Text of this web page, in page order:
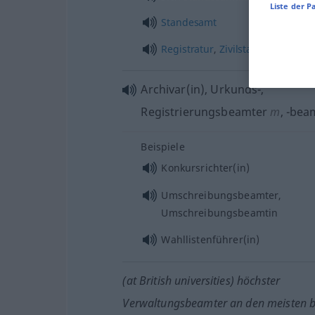
Standesamt
Registratur, Zivilstandsregister
Archivar(in), Urkunds-,
Registrierungsbeamter m, -
Beispiele
Konkursrichter(in)
Umschreibungsbeamter,
Umschreibungsbeamtin
Wahllistenführer(in)
(at British universities) höchster
Verwaltungsbeamter an den meisten
Liste der